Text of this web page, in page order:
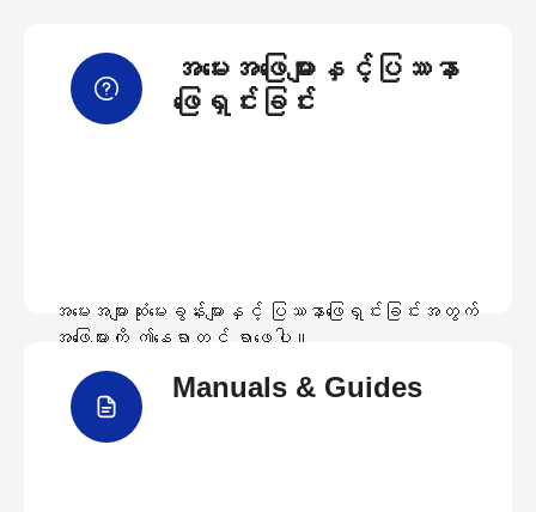
အမေးအဖြေများနှင့်ပြဿနာ
ဖြေရှင်းခြင်း
အမေးအများဆုံးမေးခွန်းများနှင့် ပြဿနာဖြေရှင်းခြင်းအတွက်
အဖြေများကို ဤနေရာတွင် ရှာဖွေပါ။
Manuals & Guides